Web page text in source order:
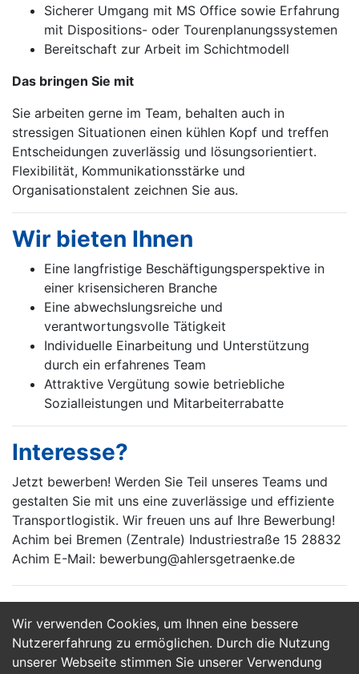
Wir verwenden Cookies, um Ihnen eine bessere
Nutzererfahrung zu ermöglichen. Durch die Nutzung
unserer Webseite stimmen Sie unserer Verwendung
Sicherer Umgang mit MS Office sowie Erfahrung
mit Dispositions- oder Tourenplanungssystemen
Bereitschaft zur Arbeit im Schichtmodell
Das bringen Sie mit
Sie arbeiten gerne im Team, behalten auch in
stressigen Situationen einen kühlen Kopf und treffen
Entscheidungen zuverlässig und lösungsorientiert.
Flexibilität, Kommunikationsstärke und
Organisationstalent zeichnen Sie aus.
Wir bieten Ihnen
Eine langfristige Beschäftigungsperspektive in
einer krisensicheren Branche
Eine abwechslungsreiche und
verantwortungsvolle Tätigkeit
Individuelle Einarbeitung und Unterstützung
durch ein erfahrenes Team
Attraktive Vergütung sowie betriebliche
Sozialleistungen und Mitarbeiterrabatte
Interesse?
Jetzt bewerben! Werden Sie Teil unseres Teams und
gestalten Sie mit uns eine zuverlässige und effiziente
Transportlogistik. Wir freuen uns auf Ihre Bewerbung!
Achim bei Bremen (Zentrale) Industriestraße 15 28832
Achim E-Mail: bewerbung@ahlersgetraenke.de
Jetzt Bewerben